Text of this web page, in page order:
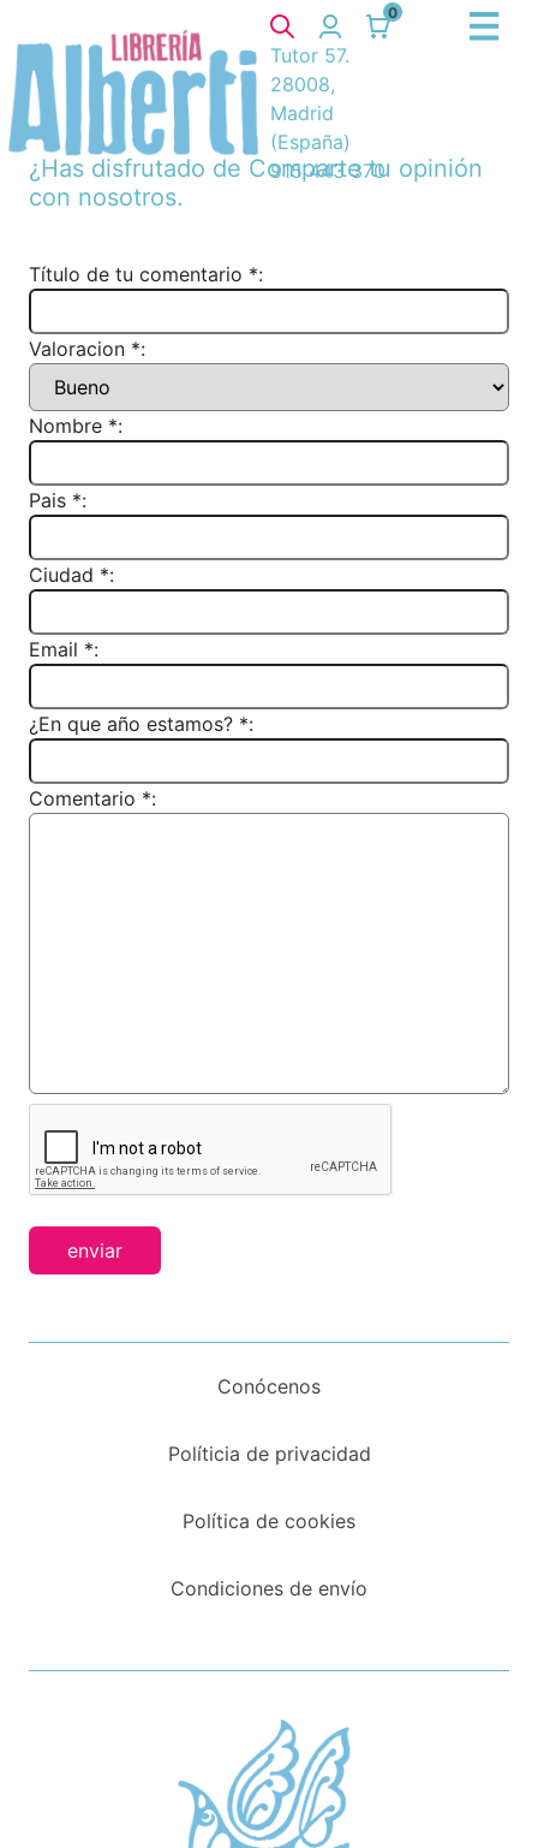
0
Tutor 57.
28008,
Madrid
(España)
915 443 370
¿Has disfrutado de Comparte tu opinión
con nosotros.
Título de tu comentario *:
Valoracion *:
Nombre *:
Pais *:
Ciudad *:
Email *:
¿En que año estamos? *:
Comentario *:
enviar
Conócenos
Políticia de privacidad
Política de cookies
Condiciones de envío